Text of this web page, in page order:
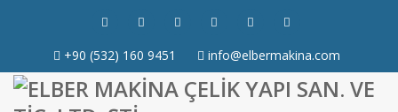
+90 (532) 160 9451 info@elbermakina.com